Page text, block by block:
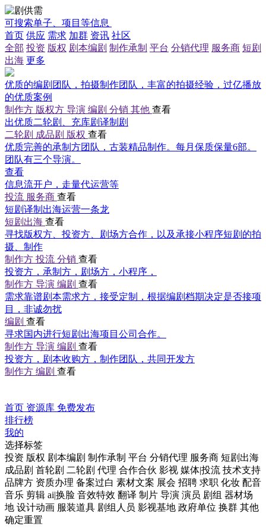
可搜索单子、项目等信息
首页 供应 需求 加群 资讯 社区
全部 投资 版权 剧本编剧 制作承制 平台 分销代理 服务商 短剧
出海 更多
优质的编剧团队，拍摄制作团队，丰富的拍摄经验，过亿播放
的优质案例
制作方 版权方 导演 编剧 分销 其他 查看
出优质二轮剧、充库剧译制剧
二轮剧 成品剧 版权 查看
优质完善的承制方团队，古装精品制作。每月保质保量6部。
团队有三个导演。
查看
信息流开户，走量代运营等
投流 服务商 查看
短剧译制出海运营一条龙
短剧出海 查看
寻找版权方、投资方、剧场方合作，以及承接小程序短剧的拍
摄、制作
制作方 投流 分销 查看
投资方，承制方，剧场方，小程序，
制作方 导演 编剧 查看
需求靠谱剧本需求方，接受定制，根据编剧档期决定是否接项
目，非诚勿扰
编剧 查看
寻求国内进行短剧出海项目公司合作。
制作方 导演 编剧 查看
投资方，剧本收购方，制作团队，共同开发方
制作方 编剧 查看
首页 资源库 免费发布
排行榜
我的
选择标签
投资 版权 剧本编剧 制作承制 平台 分销代理 服务商 短剧出海
成品剧 首轮剧 二轮剧 代理 合作合伙 影视 媒体|投流 技术支持
品牌方 资质办理 备案过白 素材文案 展会 招聘 求职 化妆 配音
音乐 剪辑 ai|换脸 音效特效 翻译 制片 导演 演员 剧组 器材场
地 设计动画 服装道具 剧组人员 影视基地 政府单位 换群 其他
确定重置